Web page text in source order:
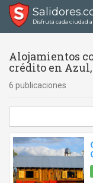
Disfrutá cada ciudad
Alojamientos
crédito en
6 publicaciones